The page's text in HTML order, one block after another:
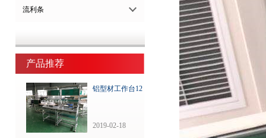
流利条
产品推荐
铝型材工作台12
2019-02-18